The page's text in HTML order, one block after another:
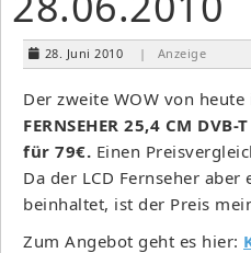
28. Juni 2010 | Anzeige
Der zweite WOW von heute
FERNSEHER 25,4 CM
für 79€. Einen
Da der LCD Fernseher aber
beinhaltet, ist der Preis
Zum Angebot geht es hier: